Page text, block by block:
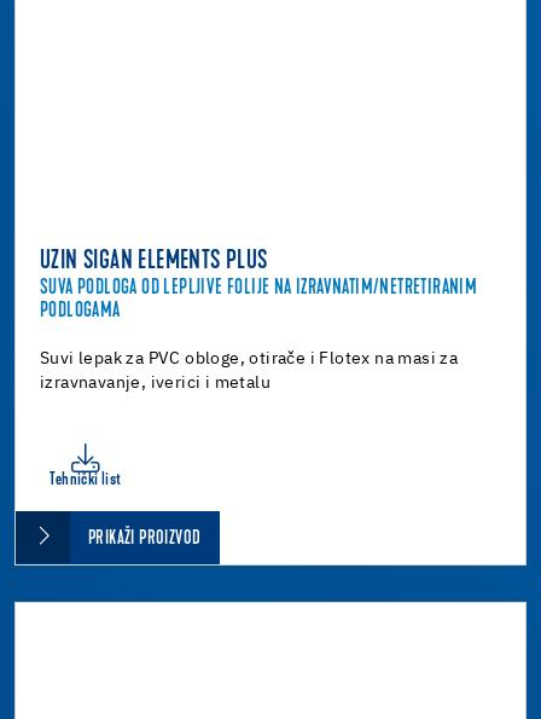
UZIN SIGAN ELEMENTS PLUS
SUVA PODLOGA OD LEPLJIVE FOLIJE NA IZRAVNATIM/NETRETIRANIM
PODLOGAMA
Suvi lepak za PVC obloge, otirače i Flotex na masi za
izravnavanje, iverici i metalu
Tehnički list
PRIKAŽI PROIZVOD